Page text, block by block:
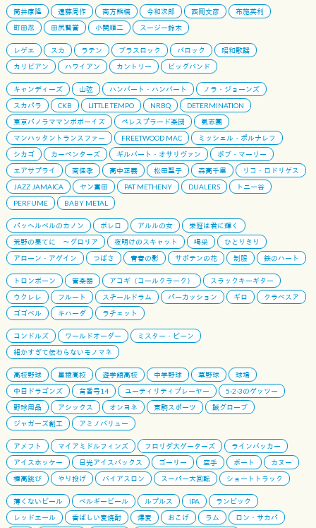
筒井康隆 遠藤周作 南方熊楠 今和次郎 西岡文彦
布施英利
町田忍
田尻賢誉 小関順二 スージー鈴木
レゲエ スカ ラテン ブラスロック バロック
昭和歌謡
カリビアン
ハワイアン カントリー ビッグバンド
キャンディーズ 山弦 ハンバート・ハンバート
ノラ・ジョーンズ
スカパラ
CKB LITTLE TEMPO NRBQ
DETERMINATION
東京パノラママンボボーイズ
ペレスプラード楽団
氣志團
マンハッタントランスファー
FREETWOOD MAC
ミッシェル・ポルナレフ
シカゴ
カーペンターズ ギルバート・オサリヴァン
ボブ・マーリー
エアサプライ
南佳孝 高中正義 松田聖子 森高千里
リコ・ロドリゲス
JAZZ JAMAICA
ヤン富田 PAT METHENY DUALERS
トニー谷
PERFUME
BABY METAL
パッヘルベルのカノン ボレロ アルルの女
栄冠は君に輝く
荒野の果てに 〜グロリア
夜明けのスキャット 喝采
ひとりきり
アローン・アゲイン
つばさ 青春の影 サボテンの花 制服 鉄のハート
トロンボーン 管楽器 アコギ（コールクラーク）
スラックキーギター
ウクレレ
フルート スチールドラム パーカッション ギロ
クラベスア
ゴゴベル
キハーダ ラチェット
コンドルズ ワールドオーダー
ミスター・ビーン
細かすぎて伝わらないモノマネ
高校野球 星稜高校 遊学館高校 中学野球 草野球
球場
中日ドラゴンズ
背番号14 ユーティリティプレーヤー
5-2-3のゲッツー
野球用品
アシックス オンヨネ 東駒スポーツ
誠グローブ
ジャガーズ創工
アミノバリュー
アメフト マイアミドルフィンズ フロリダ大ゲーターズ
ラインバッカー
アイスホッケー
日光アイスバックス ゴーリー 空手 ボート
カヌー
棒高跳び
やり投げ バイアスロン スーパー大回転 ショートトラック
薄くないビール ベルギービール ルプルス IPA
ランビック
レッドエール
香ばしい麦焼酎 爆麦 おこげ ラム
ロン・サカパ